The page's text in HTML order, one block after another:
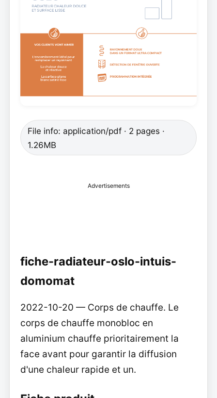
File info: application/pdf · 2 pages ·
1.26MB
Advertisements
fiche-radiateur-oslo-intuis-
domomat
2022-10-20 — Corps de chauffe. Le
corps de chauffe monobloc en
aluminium chauffe prioritairement la
face avant pour garantir la diffusion
d'une chaleur rapide et un.